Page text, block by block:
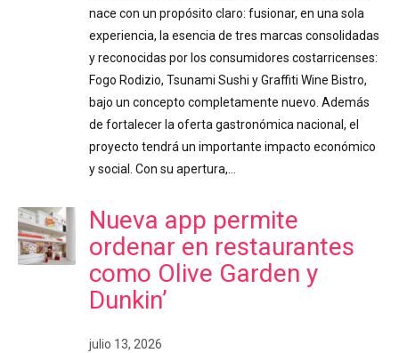
nace con un propósito claro: fusionar, en una sola
experiencia, la esencia de tres marcas consolidadas
y reconocidas por los consumidores costarricenses:
Fogo Rodizio, Tsunami Sushi y Graffiti Wine Bistro,
bajo un concepto completamente nuevo. Además
de fortalecer la oferta gastronómica nacional, el
proyecto tendrá un importante impacto económico
y social. Con su apertura,…
Nueva app permite
ordenar en restaurantes
como Olive Garden y
Dunkin’
julio 13, 2026